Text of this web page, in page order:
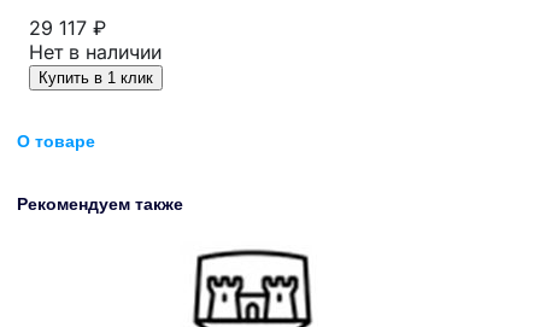
29 117 ₽
Нет в наличии
Купить в 1 клик
О товаре
Рекомендуем также